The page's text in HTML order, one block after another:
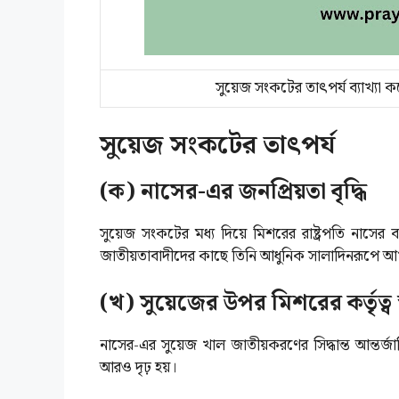
সুয়েজ সংকটের তাৎপর্য
সুয়েজ সংকটের তাৎপর্য
(ক) নাসের-এর জনপ্রিয়তা বৃদ্ধি
সুয়েজ সংকটের মধ্য দিয়ে মিশরের রাষ্ট্রপতি
জাতীয়তাবাদীদের কাছে তিনি আধুনিক সালাদিনরূপে
(খ) সুয়েজের উপর মিশরের কর্তৃত্ব
নাসের-এর সুয়েজ খাল জাতীয়করণের সিদ্ধান্ত
আরও দৃঢ় হয়।